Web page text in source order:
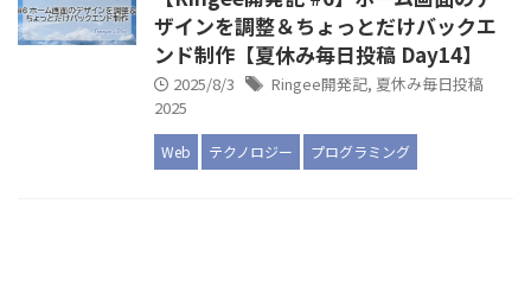
ザインを調整＆ちょっとだけバックエ
ンド制作【夏休み毎日投稿 Day14】
2025/8/3 Ringee開発記, 夏休み毎日投稿
2025
Web テクノロジー プログラミング